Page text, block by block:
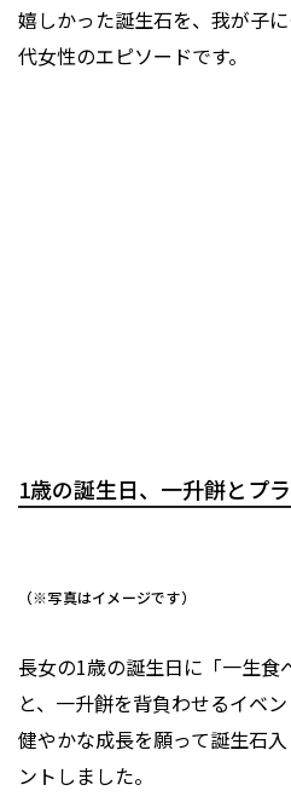
嬉しかった誕生石を、我が子
代女性のエピソードです。
1歳の誕生日、一升餅とプ
（※写真はイメージです）
長女の1歳の誕生日に「一生食
と、一升餅を背負わせるイベ
健やかな成長を願って誕生石
ントしました。